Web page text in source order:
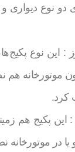
دو نوع دیواری
: این نوع
موتورخانه هم
کرد.
: این پکیج هم
یا در